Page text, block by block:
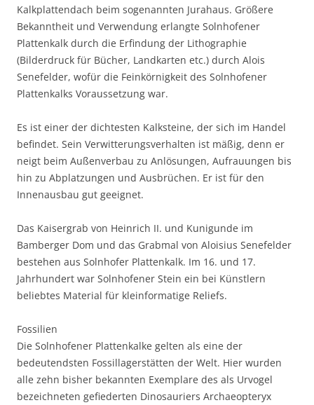
Kalkplattendach beim sogenannten Jurahaus. Größere
Bekanntheit und Verwendung erlangte Solnhofener
Plattenkalk durch die Erfindung der Lithographie
(Bilderdruck für Bücher, Landkarten etc.) durch Alois
Senefelder, wofür die Feinkörnigkeit des Solnhofener
Plattenkalks Voraussetzung war.
Es ist einer der dichtesten Kalksteine, der sich im Handel
befindet. Sein Verwitterungsverhalten ist mäßig, denn er
neigt beim Außenverbau zu Anlösungen, Aufrauungen bis
hin zu Abplatzungen und Ausbrüchen. Er ist für den
Innenausbau gut geeignet.
Das Kaisergrab von Heinrich II. und Kunigunde im
Bamberger Dom und das Grabmal von Aloisius Senefelder
bestehen aus Solnhofer Plattenkalk. Im 16. und 17.
Jahrhundert war Solnhofener Stein ein bei Künstlern
beliebtes Material für kleinformatige Reliefs.
Fossilien
Die Solnhofener Plattenkalke gelten als eine der
bedeutendsten Fossillagerstätten der Welt. Hier wurden
alle zehn bisher bekannten Exemplare des als Urvogel
bezeichneten gefiederten Dinosauriers Archaeopteryx